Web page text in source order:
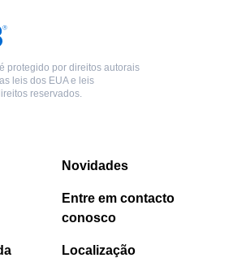
protegido por direitos autorais
leis dos EUA e leis
reservados.
Novidades
Entre em contacto
conosco
Localização